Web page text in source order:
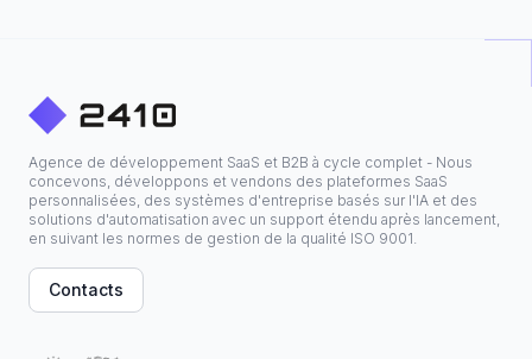
Agence de développement SaaS et B2B à cycle complet - Nous
concevons, développons et vendons des plateformes SaaS
personnalisées, des systèmes d'entreprise basés sur l'IA et des
solutions d'automatisation avec un support étendu après lancement,
en suivant les normes de gestion de la qualité ISO 9001.
Contacts